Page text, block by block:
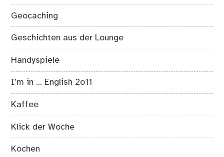
Geocaching
Geschichten aus der Lounge
Handyspiele
I’m in … English 2o11
Kaffee
Klick der Woche
Kochen